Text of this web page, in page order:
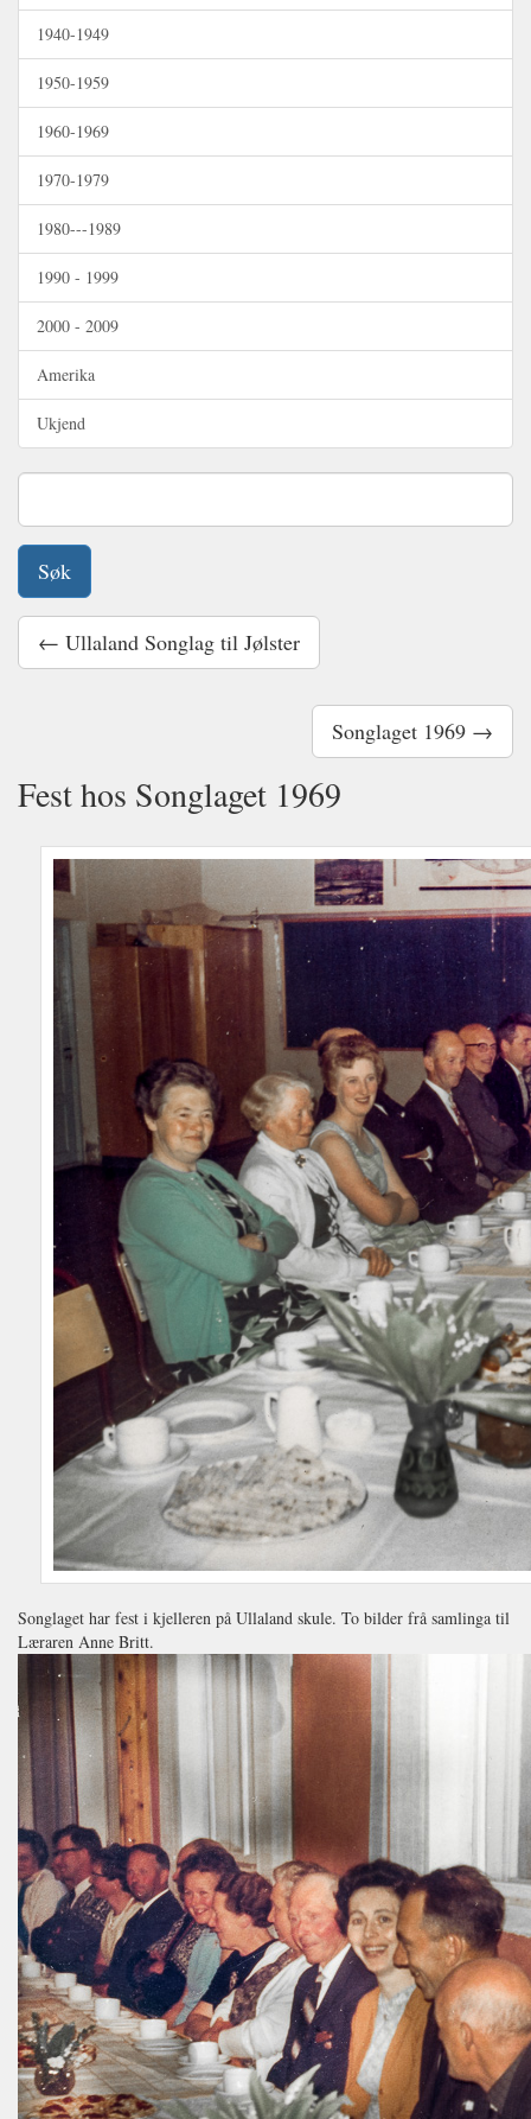
1940-1949
1950-1959
1960-1969
1970-1979
1980---1989
1990 - 1999
2000 - 2009
Amerika
Ukjend
← Ullaland Songlag til Jølster
Songlaget 1969 →
Fest hos Songlaget 1969
Songlaget har fest i kjelleren på Ullaland skule. To bilder frå samlinga til
Læraren Anne Britt.